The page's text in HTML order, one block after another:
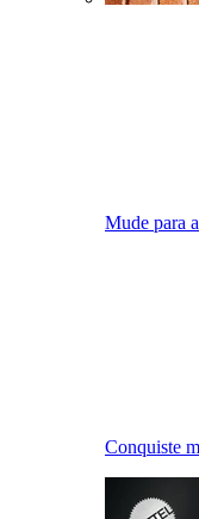
Mude para
Conquiste